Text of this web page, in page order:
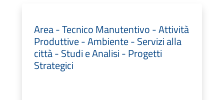
Area - Tecnico Manutentivo - Attività
Produttive - Ambiente - Servizi alla
città - Studi e Analisi - Progetti
Strategici